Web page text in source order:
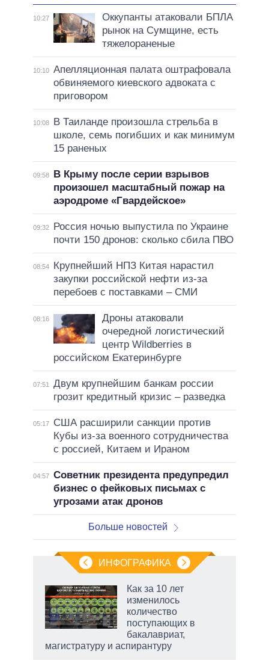
10:27
Оккупанты атаковали БПЛА
рынок на Сумщине, есть
тяжелораненые
10:10 Апелляционная палата оштрафовала
обвиняемого киевского адвоката с
приговором
10:08
В Таиланде произошла стрельба в
школе, семь погибших и как минимум
15 раненых
09:58
В Крыму после серии взрывов
произошел масштабный пожар на
аэродроме «Гвардейское»
09:32
Россия ночью выпустила по Украине
почти 150 дронов: сколько сбила ПВО
08:54
Крупнейший НПЗ Китая нарастил
закупки российской нефти из-за
перебоев с поставками – СМИ
08:16
Дроны атаковали
очередной логистический
центр Wildberries в
российском Екатеринбурге
07:51
Двум крупнейшим банкам россии
грозит кредитный кризис – разведка
05:17
США расширили санкции против
Кубы из-за военного сотрудничества
с россией, Китаем и Ираном
04:57 Советник президента предупредил
бизнес о фейковых письмах с
угрозами атак дронов
Больше новостей
ИНФОГРАФИКА
Как за 10 лет
изменилось
количество
поступающих в
бакалавриат,
магистратуру и аспирантуру